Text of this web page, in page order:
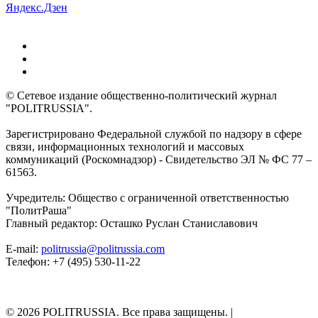
Яндекс.Дзен
© Сетевое издание общественно-политический журнал
"POLITRUSSIA".
Зарегистрировано Федеральной службой по надзору в сфере
связи, информационных технологий и массовых
коммуникаций (Роскомнадзор) - Свидетельство ЭЛ № ФС 77 –
61563.
Учредитель: Общество с ограниченной ответственностью
"ПолитРаша"
Главный редактор: Осташко Руслан Станиславович
E-mail: politrussia@politrussia.com
Телефон: +7 (495) 530-11-22
© 2026 POLITRUSSIA. Все права защищены. |